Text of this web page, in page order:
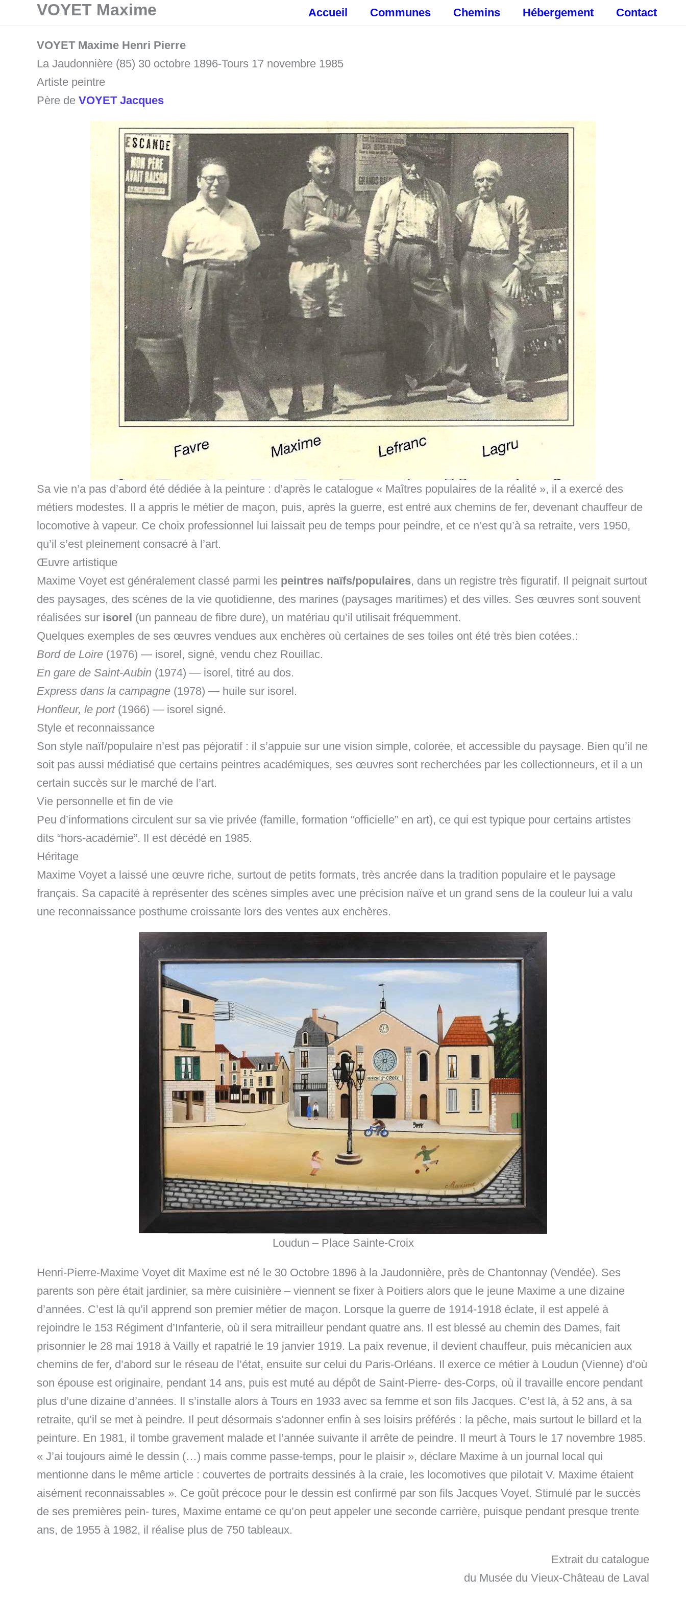
contenu
Accueil Communes Chemins Hébergement Contact
VOYET Maxime
VOYET Maxime Henri Pierre
La Jaudonnière (85) 30 octobre 1896-Tours 17 novembre 1985
Artiste peintre
Père de VOYET Jacques
Sa vie n’a pas d’abord été dédiée à la peinture : d’après le catalogue « Maîtres populaires de la réalité », il a exercé des
métiers modestes. Il a appris le métier de maçon, puis, après la guerre, est entré aux chemins de fer, devenant chauffeur de
locomotive à vapeur. Ce choix professionnel lui laissait peu de temps pour peindre, et ce n’est qu’à sa retraite, vers 1950,
qu’il s’est pleinement consacré à l’art.
Œuvre artistique
Maxime Voyet est généralement classé parmi les peintres naïfs/populaires, dans un registre très figuratif. Il peignait surtout
des paysages, des scènes de la vie quotidienne, des marines (paysages maritimes) et des villes. Ses œuvres sont souvent
réalisées sur isorel (un panneau de fibre dure), un matériau qu’il utilisait fréquemment.
Quelques exemples de ses œuvres vendues aux enchères où certaines de ses toiles ont été très bien cotées.:
Bord de Loire (1976) — isorel, signé, vendu chez Rouillac.
En gare de Saint-Aubin (1974) — isorel, titré au dos.
Express dans la campagne (1978) — huile sur isorel.
Honfleur, le port(1966) — isorel signé.
Style et reconnaissance
Son style naïf/populaire n’est pas péjoratif : il s’appuie sur une vision simple, colorée, et accessible du paysage. Bien qu’il ne
soit pas aussi médiatisé que certains peintres académiques, ses œuvres sont recherchées par les collectionneurs, et il a un
certain succès sur le marché de l’art.
Vie personnelle et fin de vie
Peu d’informations circulent sur sa vie privée (famille, formation “officielle” en art), ce qui est typique pour certains artistes
dits “hors-académie”. Il est décédé en 1985.
Héritage
Maxime Voyet a laissé une œuvre riche, surtout de petits formats, très ancrée dans la tradition populaire et le paysage
français. Sa capacité à représenter des scènes simples avec une précision naïve et un grand sens de la couleur lui a valu
une reconnaissance posthume croissante lors des ventes aux enchères.
Loudun – Place Sainte-Croix
Henri-Pierre-Maxime Voyet dit Maxime est né le 30 Octobre 1896 à la Jaudonnière, près de Chantonnay (Vendée). Ses
parents son père était jardinier, sa mère cuisinière – viennent se fixer à Poitiers alors que le jeune Maxime a une dizaine
d’années. C’est là qu’il apprend son premier métier de maçon. Lorsque la guerre de 1914-1918 éclate, il est appelé à
rejoindre le 153 Régiment d’Infanterie, où il sera mitrailleur pendant quatre ans. Il est blessé au chemin des Dames, fait
prisonnier le 28 mai 1918 à Vailly et rapatrié le 19 janvier 1919. La paix revenue, il devient chauffeur, puis mécanicien aux
chemins de fer, d’abord sur le réseau de l’état, ensuite sur celui du Paris-Orléans. Il exerce ce métier à Loudun (Vienne) d’où
son épouse est originaire, pendant 14 ans, puis est muté au dépôt de Saint-Pierre- des-Corps, où il travaille encore pendant
plus d’une dizaine d’années. Il s’installe alors à Tours en 1933 avec sa femme et son fils Jacques. C’est là, à 52 ans, à sa
retraite, qu’il se met à peindre. Il peut désormais s’adonner enfin à ses loisirs préférés : la pêche, mais surtout le billard et la
peinture. En 1981, il tombe gravement malade et l’année suivante il arrête de peindre. Il meurt à Tours le 17 novembre 1985.
« J’ai toujours aimé le dessin (…) mais comme passe-temps, pour le plaisir », déclare Maxime à un journal local qui
mentionne dans le même article : couvertes de portraits dessinés à la craie, les locomotives que pilotait V. Maxime étaient
aisément reconnaissables ». Ce goût précoce pour le dessin est confirmé par son fils Jacques Voyet. Stimulé par le succès
de ses premières pein- tures, Maxime entame ce qu’on peut appeler une seconde carrière, puisque pendant presque trente
ans, de 1955 à 1982, il réalise plus de 750 tableaux.
Extrait du catalogue
du Musée du Vieux-Château de Laval